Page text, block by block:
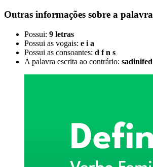
Outras informações sobre a palavra
Possui: 9 letras
Possui as vogais: e i a
Possui as consoantes: d f n s
A palavra escrita ao contrário: sadinifed